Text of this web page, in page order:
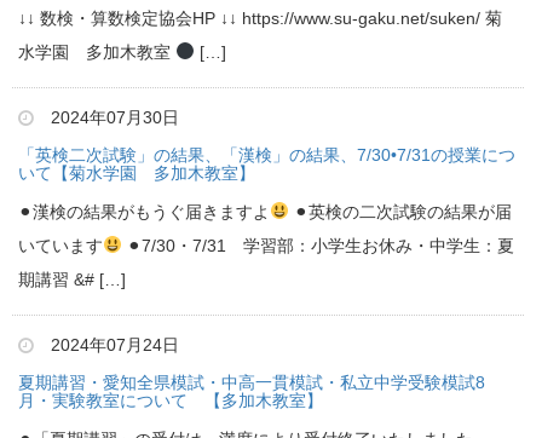
↓↓ 数検・算数検定協会HP ↓↓ https://www.su-gaku.net/suken/ 菊
水学園 多加木教室
[…]
2024年07月30日
「英検二次試験」の結果、「漢検」の結果、7/30•7/31の授業につ
いて【菊水学園 多加木教室】
⚫︎漢検の結果がもうぐ届きますよ
⚫︎英検の二次試験の結果が届
いています
⚫︎7/30・7/31 学習部：小学生お休み・中学生：夏
期講習 &# […]
2024年07月24日
夏期講習・愛知全県模試・中高一貫模試・私立中学受験模試8
月・実験教室について 【多加木教室】